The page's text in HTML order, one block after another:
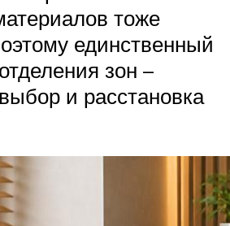
тоже
единственный
зон –
и расстановка